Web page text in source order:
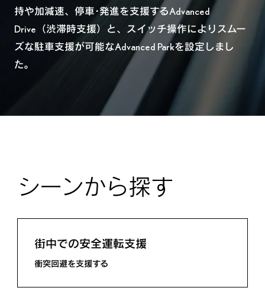
持や加減速、停車･発進を支援するAdvanced
Drive（渋滞時支援）と、スイッチ操作によりスムー
ズな駐車支援が可能なAdvanced Parkを設定しまし
た。
シーンから探す
街中での安全運転支援
衝突回避を支援する